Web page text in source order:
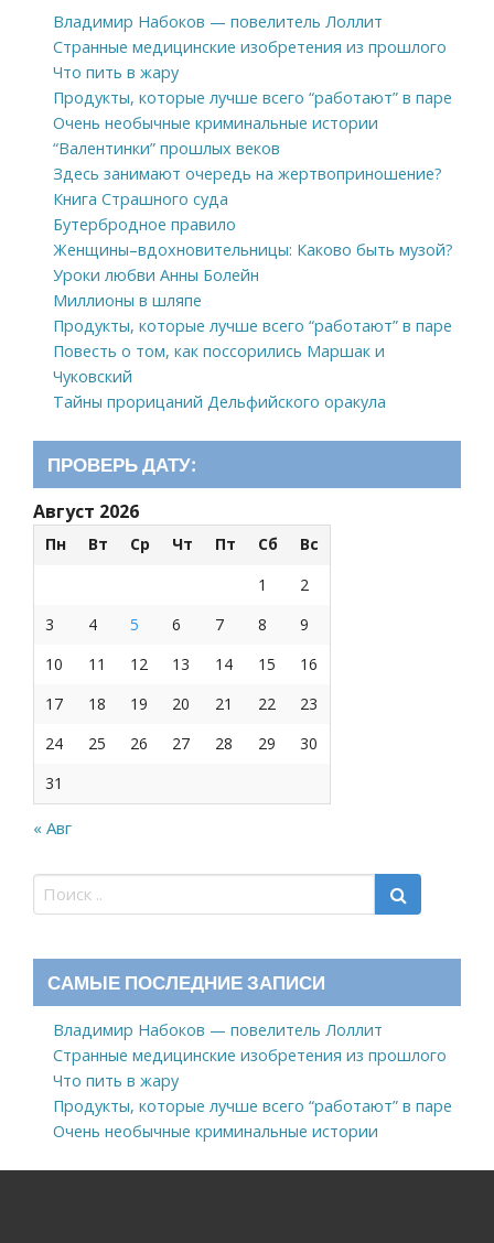
Владимир Набоков — повелитель Лоллит
Странные медицинские изобретения из прошлого
Что пить в жару
Продукты, которые лучше всего “работают” в паре
Очень необычные криминальные истории
“Валентинки” прошлых веков
Здесь занимают очередь на жертвоприношение?
Книга Страшного суда
Бутербродное правило
Женщины–вдохновительницы: Каково быть музой?
Уроки любви Анны Болейн
Миллионы в шляпе
Продукты, которые лучше всего “работают” в паре
Повесть о том, как поссорились Маршак и
Чуковский
Тайны прорицаний Дельфийского оракула
ПРОВЕРЬ ДАТУ:
Август 2026
Пн Вт Ср Чт Пт Сб
Вс
1
2
3
4 5 6 7 8
9
10
11 12 13 14 15
16
17
18 19 20 21 22
23
24
25 26 27 28 29
30
31
« Авг
САМЫЕ ПОСЛЕДНИЕ ЗАПИСИ
Владимир Набоков — повелитель Лоллит
Странные медицинские изобретения из прошлого
Что пить в жару
Продукты, которые лучше всего “работают” в паре
Очень необычные криминальные истории